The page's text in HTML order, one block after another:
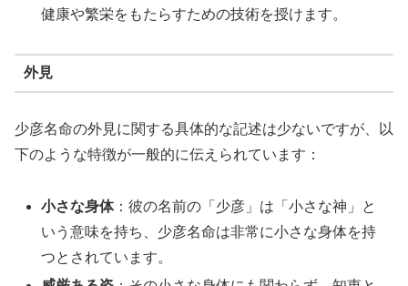
健康や繁栄をもたらすための技術を授けます。
外見
少彦名命の外見に関する具体的な記述は少ないですが、以
下のような特徴が一般的に伝えられています：
小さな身体：彼の名前の「少彦」は「小さな神」と
いう意味を持ち、少彦名命は非常に小さな身体を持
つとされています。